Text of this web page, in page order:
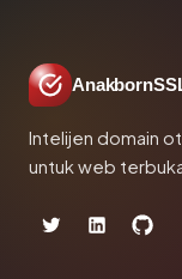
Intelijen domain
untuk web